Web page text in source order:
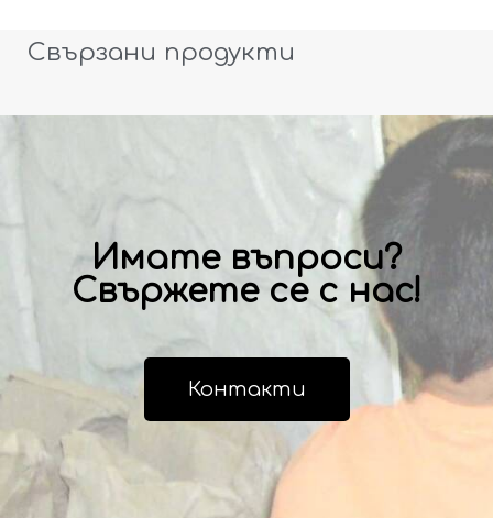
Свързани продукти
Имате въпроси?
Свържете се с нас!
Контакти